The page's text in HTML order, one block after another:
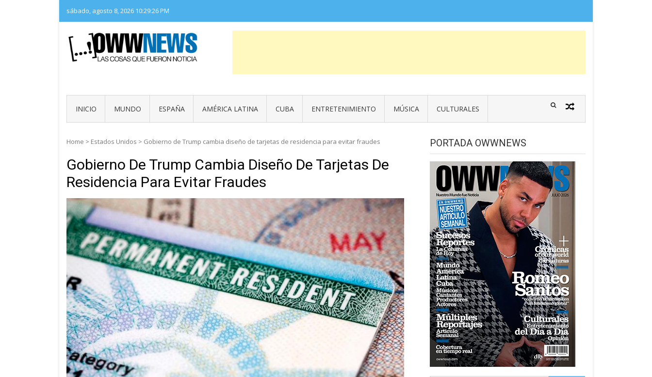
content
sábado, agosto 8, 2026 10:29:28 PM
INICIO MUNDO ESPAÑA AMÉRICA LATINA CUBA ENTRETENIMIENTO MÚSICA CULTURALES
Home > Estados Unidos > Gobierno de Trump cambia diseño de tarjetas de residencia para evitar fraudes
Gobierno De Trump Cambia Diseño De Tarjetas De
Residencia Para Evitar Fraudes
PORTADA OWWNEWS